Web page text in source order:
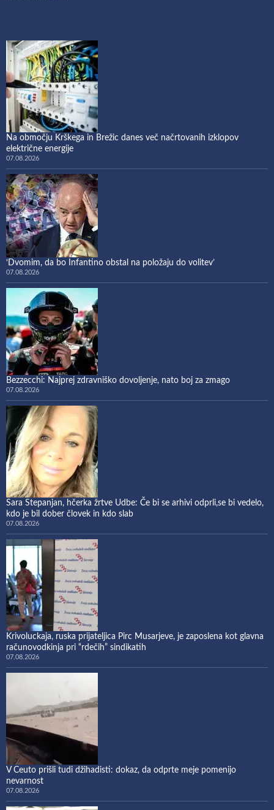
Na območju Krškega in Brežic danes več načrtovanih izklopov
električne energije
07.08.2026
‘Dvomim, da bo Infantino obstal na položaju do volitev’
07.08.2026
Bezzecchi: Najprej zdravniško dovoljenje, nato boj za zmago
07.08.2026
Sara Stepanjan, hčerka žrtve Udbe: Če bi se arhivi odprli,se bi vedelo,
kdo je bil dober človek in kdo slab
07.08.2026
Krivoluckaja, ruska prijateljica Pirc Musarjeve, je zaposlena kot glavna
računovodkinja pri “rdečih” sindikatih
07.08.2026
V Ceuto prišli tudi džihadisti: dokaz, da odprte meje pomenijo
nevarnost
07.08.2026